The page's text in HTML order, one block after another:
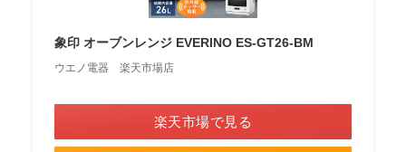
象印 オーブンレンジ EVERINO ES-GT26-BM
ウエノ電器 楽天市場店
楽天市場で見る